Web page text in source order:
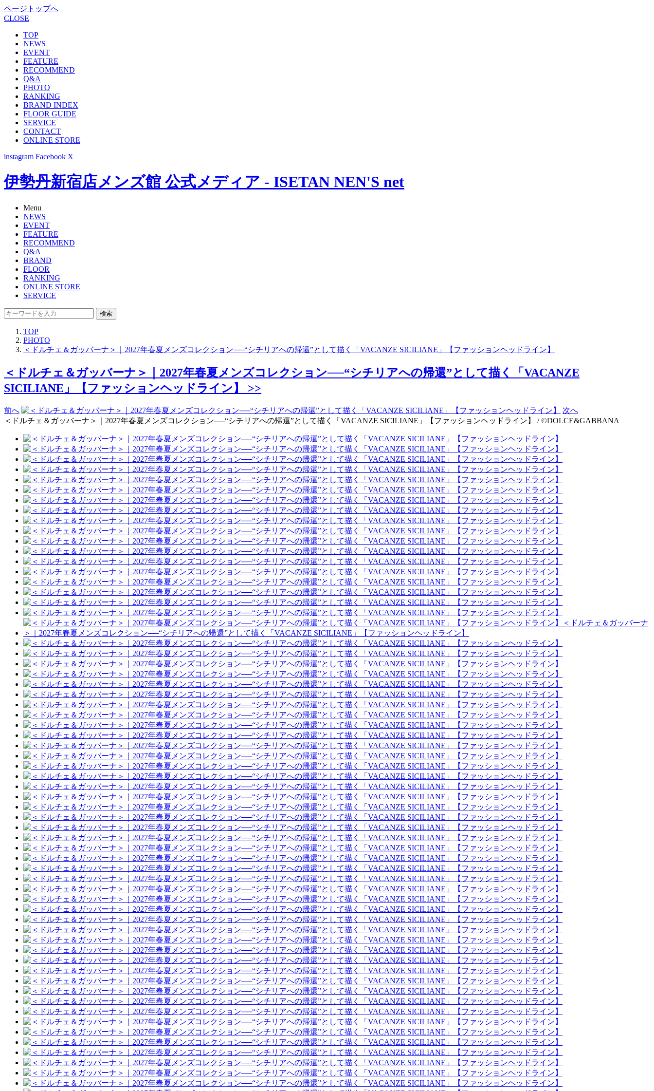
ページトップへ
CLOSE
TOP
NEWS
EVENT
FEATURE
RECOMMEND
Q&A
PHOTO
RANKING
BRAND INDEX
FLOOR GUIDE
SERVICE
CONTACT
ONLINE STORE
instagram Facebook X
伊勢丹新宿店メンズ館 公式メディア - ISETAN NEN'S net
Menu
NEWS
EVENT
FEATURE
RECOMMEND
Q&A
BRAND
FLOOR
RANKING
ONLINE STORE
SERVICE
検索
TOP
PHOTO
＜ドルチェ＆ガッバーナ＞｜2027年春夏メンズコレクション──“シチリアへの帰還”として描く「VACANZE SICILIANE」【ファッションヘッドライン】
＜ドルチェ＆ガッバーナ＞｜2027年春夏メンズコレクション──“シチリアへの帰還”として描く「VACANZE
SICILIANE」【ファッションヘッドライン】 >>
前へ
次へ
＜ドルチェ＆ガッバーナ＞｜2027年春夏メンズコレクション──“シチリアへの帰還”として描く「VACANZE SICILIANE」【ファッションヘッドライン】 / ©DOLCE&GABBANA